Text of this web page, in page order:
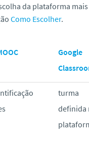
da plataforma mais
Como Escolher.
Google
turma
definida